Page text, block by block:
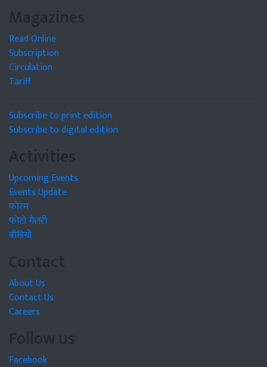
Magazines
Read Online
Subscription
Circulation
Tariff
Subscribe to print edition
Subscribe to digital edition
Activities
Upcoming Events
Events Update
फोरम
फोटो गैलरी
वीडियो
Contact
About Us
Contact Us
Careers
Follow us
Facebook